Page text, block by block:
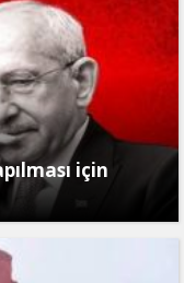
için